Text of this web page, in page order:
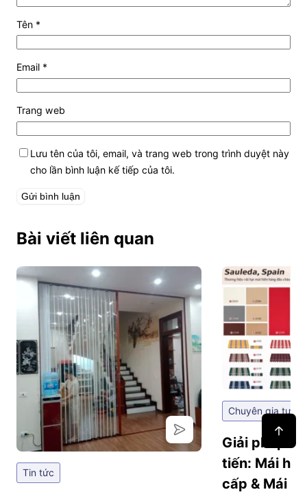
Tên *
Email *
Trang web
Lưu tên của tôi, email, và trang web trong trình duyệt này
cho lần bình luận kế tiếp của tôi.
Bài viết liên quan
Tin tức
Chuyên gia tư
Giải pháp
tiến: Mái
cấp & Mái